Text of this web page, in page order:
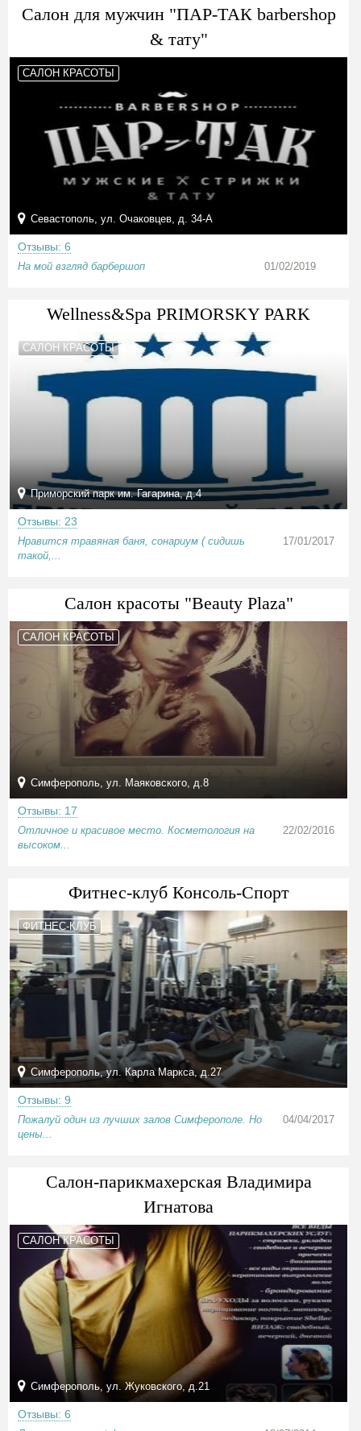
Салон для мужчин "ПАР-ТАК barbershop
& тату"
САЛОН КРАСОТЫ
Севастополь, ул. Очаковцев, д. 34-А
Отзывы: 6
На мой взгляд барбершоп 01/02/2019
Wellness&Spa PRIMORSKY PARK
САЛОН КРАСОТЫ
Приморский парк им. Гагарина, д.4
Отзывы: 23
Нравится травяная баня, сонариум ( сидишь
такой,...
17/01/2017
Салон красоты "Beauty Plaza"
САЛОН КРАСОТЫ
Симферополь, ул. Маяковского, д.8
Отзывы: 17
Отличное и красивое место. Косметология на
высоком...
22/02/2016
Фитнес-клуб Консоль-Спорт
ФИТНЕС-КЛУБ
Симферополь, ул. Карла Маркса, д.27
Отзывы: 9
Пожалуй один из лучших залов Симферополе. Но
цены...
04/04/2017
Салон-парикмахерская Владимира
Игнатова
САЛОН КРАСОТЫ
Симферополь, ул. Жуковского, д.21
Отзывы: 6